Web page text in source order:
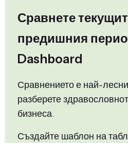
Сравнете
предишния
Dashboard
Сравнението е най-
разберете
бизнеса.
Създайте шаблон на